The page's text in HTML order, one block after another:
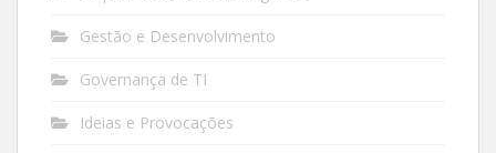
Gestão e Desenvolvimento
Governança de TI
Ideias e Provocações